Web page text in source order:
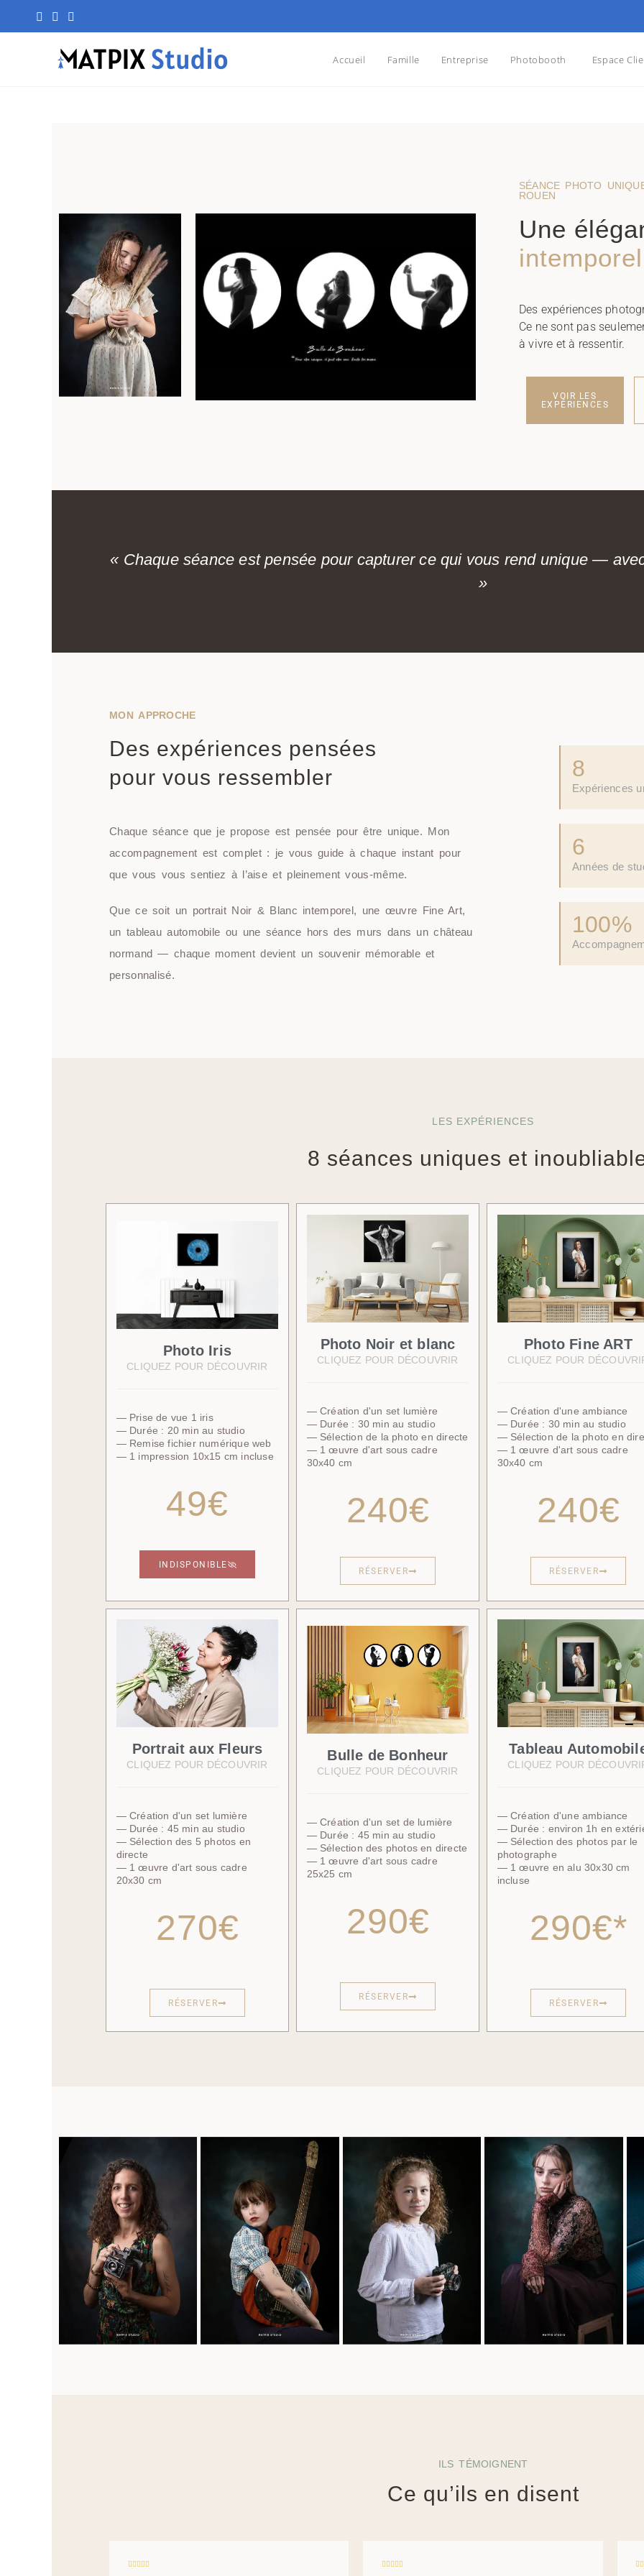
Accueil Famille Entreprise Photobooth Espace
SÉANCE PHOTO
ROUEN
Une
Des expériences
Ce ne sont pas
à vivre et à ressentir.
VOIR LES
EXPÉRIENCES
« Chaque séance est pensée pour capturer ce qui vous rend unique —
»
MON APPROCHE
Des expériences pensées
pour vous ressembler
Chaque séance que je propose est pensée pour être unique. Mon
accompagnement est complet : je vous guide à chaque instant pour
que vous vous sentiez à l’aise et pleinement vous-même.
Que ce soit un portrait Noir & Blanc intemporel, une œuvre Fine Art,
un tableau automobile ou une séance hors des murs dans un château
normand — chaque moment devient un souvenir mémorable et
personnalisé.
8
Expériences
6
Années de
100%
LES EXPÉRIENCES
8 séances uniques et
Photo Iris
CLIQUEZ POUR DÉCOUVRIR
— Prise de vue 1 iris
— Durée : 20 min au studio
— Remise fichier numérique web
— 1 impression 10x15 cm incluse
49€
INDISPONIBLE
Photo Noir et blanc
CLIQUEZ POUR DÉCOUVRIR
— Création d'un set lumière
— Durée : 30 min au studio
— Sélection de la photo en directe
— 1 œuvre d'art sous cadre
30x40 cm
240€
RÉSERVER
Photo Fine ART
CLIQUEZ POUR
— Création d'une ambiance
— Durée : 30 min au studio
— Sélection de la photo en
— 1 œuvre d'art sous cadre
30x40 cm
240€
RÉSERVER
Portrait aux Fleurs
CLIQUEZ POUR DÉCOUVRIR
— Création d'un set lumière
— Durée : 45 min au studio
— Sélection des 5 photos en
directe
— 1 œuvre d'art sous cadre
20x30 cm
270€
RÉSERVER
Bulle de Bonheur
CLIQUEZ POUR DÉCOUVRIR
— Création d'un set de lumière
— Durée : 45 min au studio
— Sélection des photos en directe
— 1 œuvre d'art sous cadre
25x25 cm
290€
RÉSERVER
Tableau
CLIQUEZ POUR
— Création d'une ambiance
— Durée : environ 1h en
— Sélection des photos par le
photographe
— 1 œuvre en alu 30x30 cm
incluse
290€*
RÉSERVER
ILS TÉMOIGNENT
Ce qu’ils en disent